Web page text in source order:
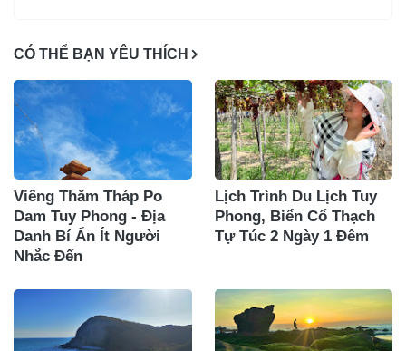
CÓ THỂ BẠN YÊU THÍCH
Viếng Thăm Tháp Po
Dam Tuy Phong - Địa
Danh Bí Ẩn Ít Người
Nhắc Đến
Lịch Trình Du Lịch Tuy
Phong, Biển Cổ Thạch
Tự Túc 2 Ngày 1 Đêm